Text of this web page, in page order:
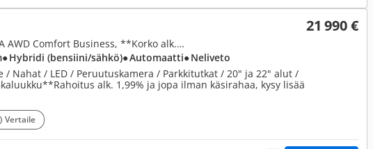
21 990 €
2,5, 300h Hybrid A AWD Comfort Business, **Korko alk. 1,99%**
● Hybridi (bensiini/sähkö)● Automaatti● Neliveto
/ Nahat / LED / Peruutuskamera / Parkkitutkat / 20" ja 22" alut /
alk. 1,99% ja jopa ilman käsirahaa, kysy lisää
Vertaile